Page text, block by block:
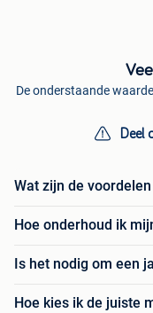
De onderstaande
Deel
Wat zijn de
Hoe onderhoud ik
Is het nodig om een
Hoe kies ik de juiste